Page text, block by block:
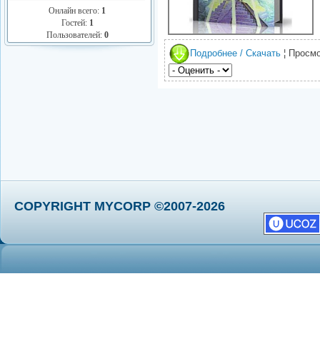
Онлайн всего: 1
Гостей: 1
Пользователей: 0
Подробнее / Скачать ¦
COPYRIGHT MYCORP ©2007-2026